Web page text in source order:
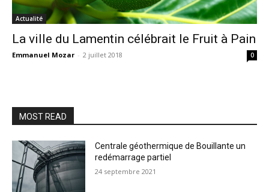
Actualité
La ville du Lamentin célébrait le Fruit à Pain
Emmanuel Mozar - 2 juillet 2018 0
MOST READ
Centrale géothermique de Bouillante un
redémarrage partiel
24 septembre 2021